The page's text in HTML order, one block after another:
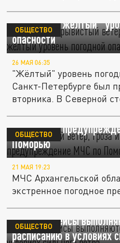
Сильный порывистый
продлили "жёлтый"
опасности
ОБЩЕСТВО
26 МАЯ 06:35
"Жёлтый" уровень
Санкт-Петербурге был
вторника. В Северной
Шквалистый ветер,
экстренное
Поморью
ОБЩЕСТВО
21 МАЯ 19:23
МЧС Архангельской
экстренное погодное
Пулково: рейсы
расписанию в условиях
ОБЩЕСТВО